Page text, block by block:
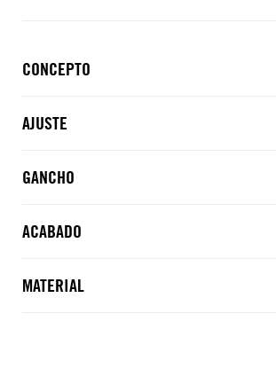
CONCEPTO
AJUSTE
GANCHO
ACABADO
MATERIAL